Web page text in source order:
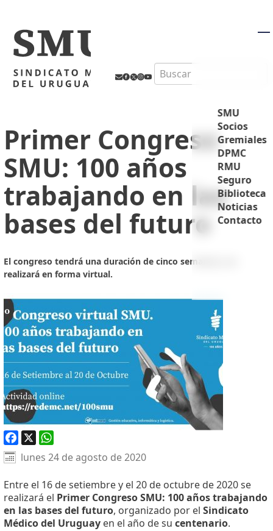
Search
SMU
Socios
Gremiales
DPMC
RMU
Seguro
Biblioteca
Noticias
Contacto
Primer Congreso
SMU: 100 años
trabajando en las
bases del futuro
El congreso tendrá una duración de cinco semanas y se
realizará en forma virtual.
Facebook
X WhatsApp
lunes 24 de agosto de 2020
Entre el 16 de setiembre y el 20 de octubre de 2020 se
realizará el Primer Congreso SMU: 100 años trabajando
en las bases del futuro, organizado por el Sindicato
Médico del Uruguay en el año de su centenario.